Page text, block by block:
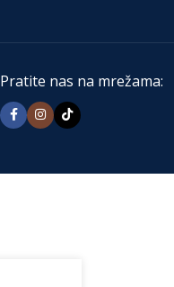
Pratite nas na mrežama: